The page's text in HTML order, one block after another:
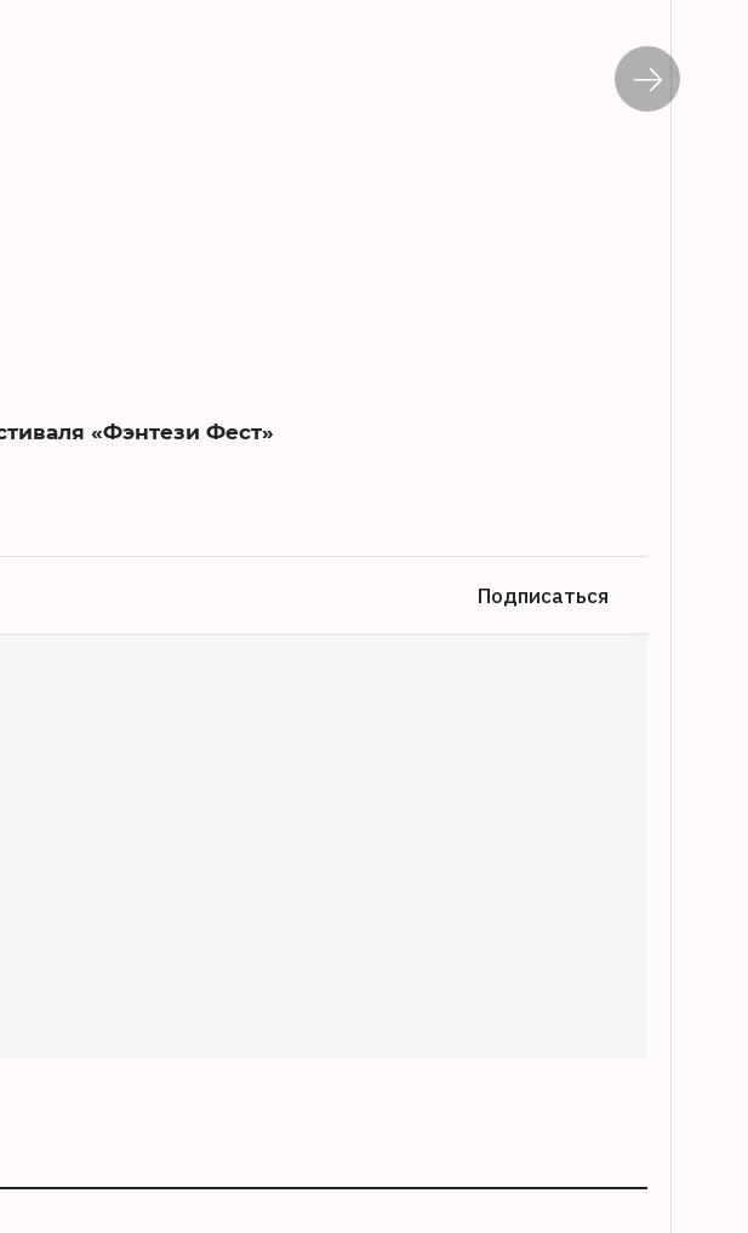
«Фэнтези Фест»
Подписаться